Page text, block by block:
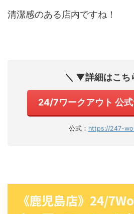
清潔感のある店内ですね！
＼ ▼詳細はこ
24/7ワークアウト 公
公式： https://247-
《鹿児島店》24/